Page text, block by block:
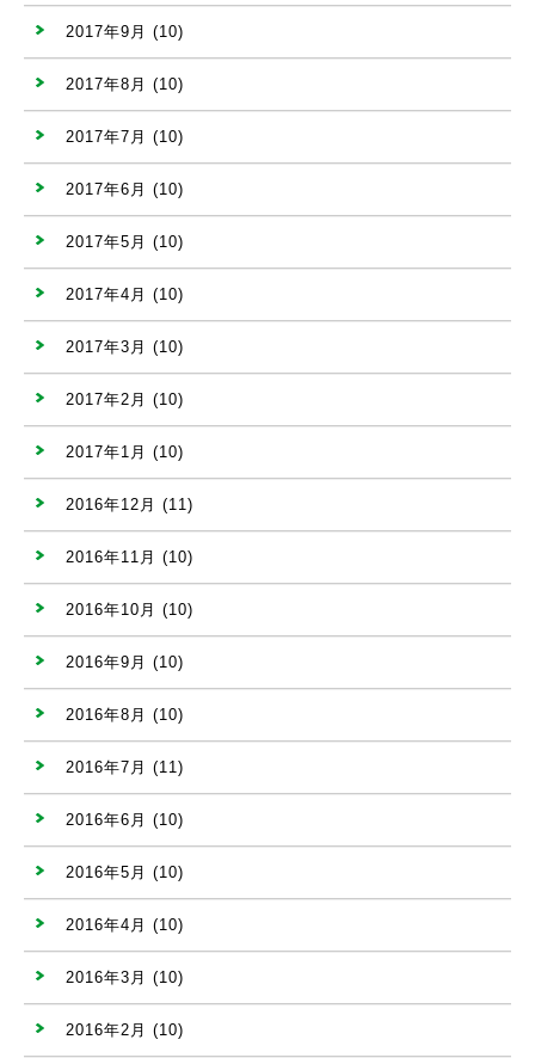
2017年9月 (10)
2017年8月 (10)
2017年7月 (10)
2017年6月 (10)
2017年5月 (10)
2017年4月 (10)
2017年3月 (10)
2017年2月 (10)
2017年1月 (10)
2016年12月 (11)
2016年11月 (10)
2016年10月 (10)
2016年9月 (10)
2016年8月 (10)
2016年7月 (11)
2016年6月 (10)
2016年5月 (10)
2016年4月 (10)
2016年3月 (10)
2016年2月 (10)